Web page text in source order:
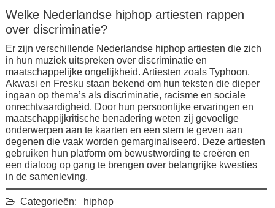
Welke Nederlandse hiphop artiesten rappen
over discriminatie?
Er zijn verschillende Nederlandse hiphop artiesten die zich
in hun muziek uitspreken over discriminatie en
maatschappelijke ongelijkheid. Artiesten zoals Typhoon,
Akwasi en Fresku staan bekend om hun teksten die dieper
ingaan op thema’s als discriminatie, racisme en sociale
onrechtvaardigheid. Door hun persoonlijke ervaringen en
maatschappijkritische benadering weten zij gevoelige
onderwerpen aan te kaarten en een stem te geven aan
degenen die vaak worden gemarginaliseerd. Deze artiesten
gebruiken hun platform om bewustwording te creëren en
een dialoog op gang te brengen over belangrijke kwesties
in de samenleving.
Categorieën:
hiphop